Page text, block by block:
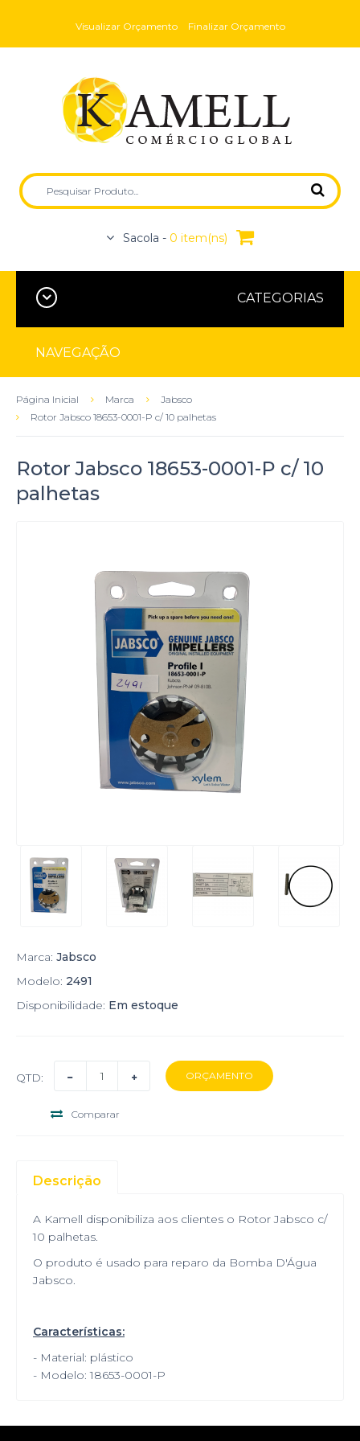
Visualizar Orçamento Finalizar Orçamento
Sacola - 0 item(ns)
CATEGORIAS
NAVEGAÇÃO
Página Inicial Marca
Jabsco
Rotor Jabsco 18653-0001-P c/ 10 palhetas
Rotor Jabsco 18653-0001-P c/ 10
palhetas
Marca: Jabsco
Modelo: 2491
Disponibilidade: Em estoque
QTD:
Comparar
Descrição
A Kamell disponibiliza aos clientes o Rotor Jabsco c/
10 palhetas.
O produto é usado para reparo da Bomba D'Água
Jabsco.
Características:
- Material: plástico
- Modelo: 18653-0001-P